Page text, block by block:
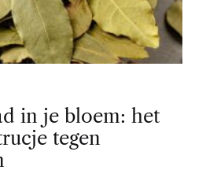
in je bloem: het
tegen